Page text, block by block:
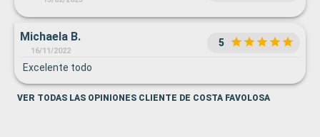
Michaela B.
16/11/2022
5
Excelente todo
VER TODAS LAS OPINIONES CLIENTE DE COSTA FAVOLOSA